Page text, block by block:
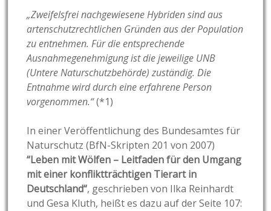
„Zweifelsfrei nachgewiesene Hybriden sind aus
artenschutzrechtlichen Gründen aus der Population
zu entnehmen. Für die entsprechende
Ausnahmegenehmigung ist die jeweilige UNB
(Untere Naturschutzbehörde) zuständig. Die
Entnahme wird durch eine erfahrene Person
vorgenommen.“(*1)
In einer Veröffentlichung des Bundesamtes für
Naturschutz (BfN-Skripten 201 von 2007)
“Leben mit Wölfen – Leitfaden für den Umgang
mit einer konfliktträchtigen Tierart in
Deutschland“, geschrieben von Ilka Reinhardt
und Gesa Kluth, heißt es dazu auf der Seite 107: